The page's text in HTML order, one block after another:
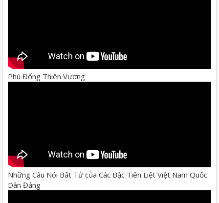
Phù Đổng Thiên Vương
Những Câu Nói Bất Tử của Các Bậc Tiên Liệt Việt Nam Quốc
Dân Đảng